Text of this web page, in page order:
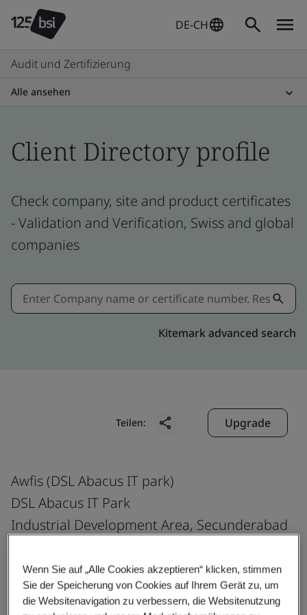
DE-CH
Audit und Zertifizierung
Alle ansehen
Client Directory profile
Check company, site and product certificates
- Validation and Verification, Swiss and global
companies
Kitemark advanced search
Teilen: Upgrade
Awfis (DSL Abacus IT park)
DSL Abacus IT Park
Industrial Development Area, Secunderabad
Hyderabad, Medchal Malkajgiri
500 039
Wenn Sie auf „Alle Cookies akzeptieren“ klicken, stimmen
Sie der Speicherung von Cookies auf Ihrem Gerät zu, um
die Websitenavigation zu verbessern, die Websitenutzung